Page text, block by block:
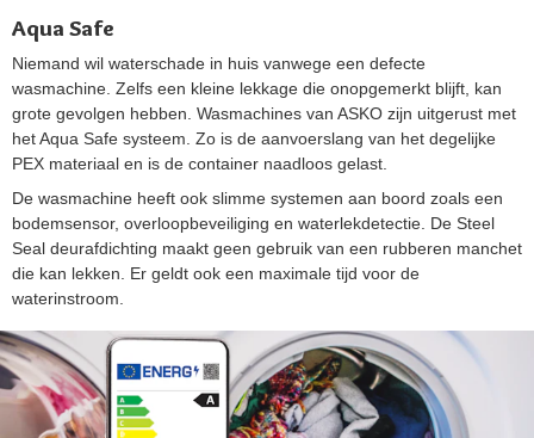
Aqua Safe
Niemand wil waterschade in huis vanwege een defecte
wasmachine. Zelfs een kleine lekkage die onopgemerkt blijft, kan
grote gevolgen hebben. Wasmachines van ASKO zijn uitgerust met
het Aqua Safe systeem. Zo is de aanvoerslang van het degelijke
PEX materiaal en is de container naadloos gelast.
De wasmachine heeft ook slimme systemen aan boord zoals een
bodemsensor, overloopbeveiliging en waterlekdetectie. De Steel
Seal deurafdichting maakt geen gebruik van een rubberen manchet
die kan lekken. Er geldt ook een maximale tijd voor de
waterinstroom.